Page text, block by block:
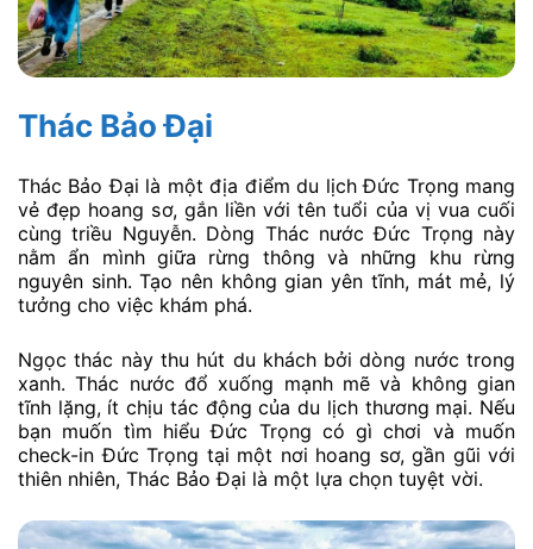
Thác Bảo Đại
Thác Bảo Đại là một địa điểm du lịch Đức Trọng mang
vẻ đẹp hoang sơ, gắn liền với tên tuổi của vị vua cuối
cùng triều Nguyễn. Dòng Thác nước Đức Trọng này
nằm ẩn mình giữa rừng thông và những khu rừng
nguyên sinh. Tạo nên không gian yên tĩnh, mát mẻ, lý
tưởng cho việc khám phá.
Ngọc thác này thu hút du khách bởi dòng nước trong
xanh. Thác nước đổ xuống mạnh mẽ và không gian
tĩnh lặng, ít chịu tác động của du lịch thương mại. Nếu
bạn muốn tìm hiểu Đức Trọng có gì chơi và muốn
check-in Đức Trọng tại một nơi hoang sơ, gần gũi với
thiên nhiên, Thác Bảo Đại là một lựa chọn tuyệt vời.